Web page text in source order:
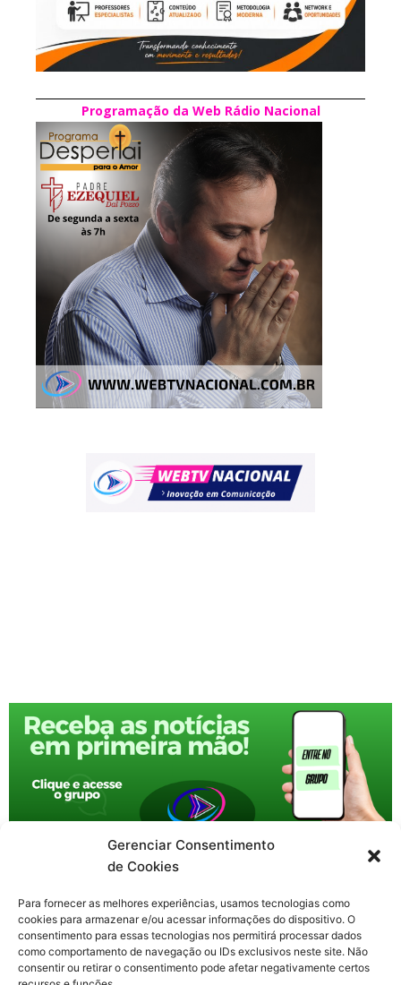
Gerenciar Consentimento
de Cookies
Para fornecer as melhores experiências, usamos tecnologias como
cookies para armazenar e/ou acessar informações do dispositivo. O
consentimento para essas tecnologias nos permitirá processar dados
como comportamento de navegação ou IDs exclusivos neste site. Não
consentir ou retirar o consentimento pode afetar negativamente certos
Programação da Web Rádio Nacional